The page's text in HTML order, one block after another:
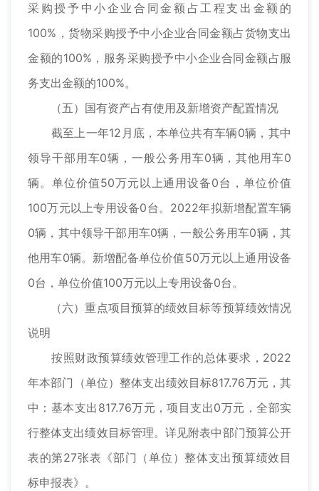
采购授予中小企业合同金额占工程支出金额的
100%，货物采购授予中小企业合同金额占货物支出
金额的100%，服务采购授予中小企业合同金额占服
务支出金额的100%。
（五）国有资产占有使用及新增资产配置情况
截至上一年12月底，本单位共有车辆0辆，其中
领导干部用车0辆，一般公务用车0辆，其他用车0
辆。单位价值50万元以上通用设备0台，单位价值
100万元以上专用设备0台。2022年拟新增配置车辆
0辆，其中领导干部用车0辆，一般公务用车0辆，其
他用车0辆。新增配备单位价值50万元以上通用设备
0台，单位价值100万元以上专用设备0台。
（六）重点项目预算的绩效目标等预算绩效情况
说明
按照财政预算绩效管理工作的总体要求，2022
年本部门（单位）整体支出绩效目标817.76万元，其
中：基本支出817.76万元，项目支出0万元，全部实
行整体支出绩效目标管理。详见附表中部门预算公开
表的第27张表《部门（单位）整体支出预算绩效目
标申报表》。